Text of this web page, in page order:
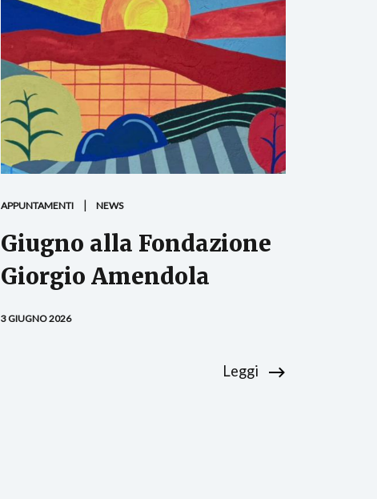
APPUNTAMENTI NEWS
Giugno alla Fondazione
Giorgio Amendola
3 GIUGNO 2026
Leggi